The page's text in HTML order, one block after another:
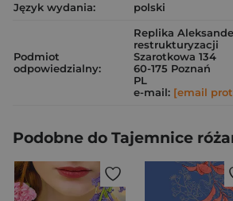
Język wydania:
polski
Podmiot
odpowiedzialny:
Replika
restrukturyzacji
Szarotkowa 134
60-175 Poznań
PL
e-mail: [email
Podobne do Tajemnice